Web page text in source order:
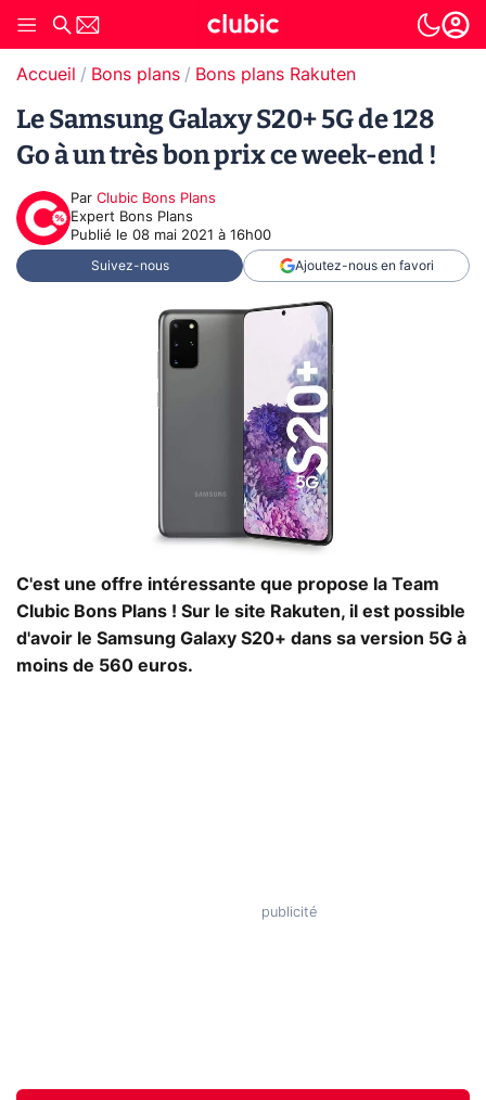
Accueil Bons plans Bons plans Rakuten
Le Samsung Galaxy S20+ 5G de 128
Go à un très bon prix ce week-end !
Par Clubic Bons Plans
Expert Bons Plans
Publié le 08 mai 2021 à 16h00
Suivez-nous Ajoutez-nous en favori
C'est une offre intéressante que propose la Team
Clubic Bons Plans ! Sur le site Rakuten, il est possible
d'avoir le Samsung Galaxy S20+ dans sa version 5G à
moins de 560 euros.